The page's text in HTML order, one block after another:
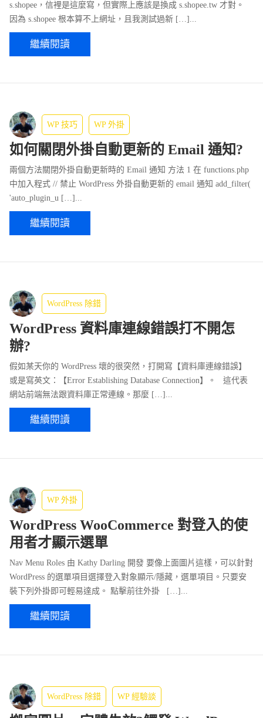
s.shopee，信裡是這麼寫，但實際上應該是換成 s.shopee.tw 才對。
因為 s.shopee 根本算不上網址，且我測試過新 […]...
繼續閱讀
WP 技巧 WP 外掛
如何關閉外掛自動更新的 Email 通知?
兩個方法關閉外掛自動更新時的 Email 通知 方法 1 在 functions.php
中加入程式 // 禁止 WordPress 外掛自動更新的 email 通知 add_filter(
'auto_plugin_u […]...
繼續閱讀
WordPress 除錯
WordPress 資料庫連線錯誤打不開怎
辦?
假如某天你的 WordPress 壞的很突然，打開寫【資料庫連線錯誤】
或是寫英文：【Error Establishing Database Connection】。 這代表
網站前端無法跟資料庫正常連線。那麼 […]...
繼續閱讀
WP 外掛
WordPress WooCommerce 對登入的使
用者才顯示選單
Nav Menu Roles 由 Kathy Darling 開發 要像上面圖片這樣，可以針對
WordPress 的選單項目選擇登入對象顯示/隱藏，選單項目。只要安
裝下列外掛即可輕易達成。 點擊前往外掛 […]...
繼續閱讀
WordPress 除錯 WP 經驗談